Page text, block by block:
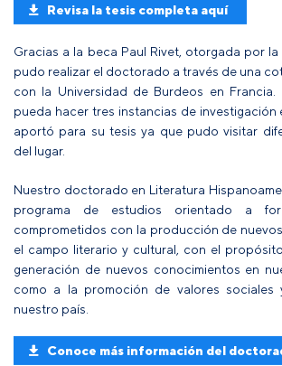
Revisa la tesis completa aquí
Gracias a la beca Paul Rivet, otorgada por la
pudo realizar el doctorado a través de una
con la Universidad de Burdeos en
pueda hacer tres instancias de investigación
aportó para su tesis ya que pudo visitar
del lugar.
Nuestro doctorado en Literatura
programa de estudios orientado a
comprometidos con la producción de
el campo literario y cultural, con el
generación de nuevos conocimientos en
como a la promoción de valores sociales
nuestro país.
Conoce más información del